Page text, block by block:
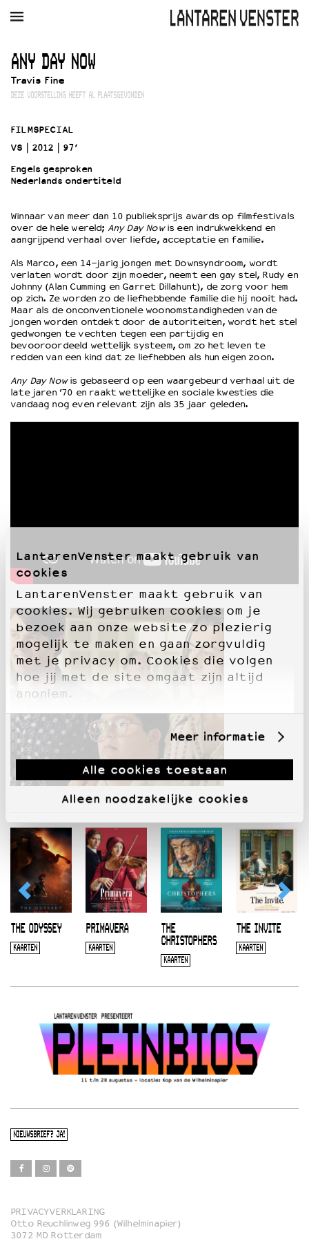
LantarenVenster maakt gebruik van
cookies
LantarenVenster maakt gebruik van
cookies. Wij gebruiken cookies om je
bezoek aan onze website zo plezierig
mogelijk te maken en gaan zorgvuldig
met je privacy om. Cookies die volgen
hoe jij met de site omgaat zijn altijd
anoniem.
Meer informatie
Alle cookies toestaan
Alleen noodzakelijke cookies
AGENDA FILM MUZIEK
Winkelmandje
Zoek
Openingstijden & contact
Bereikbaarheid
Kaartverkoop
EDUCATIE
Schoolvoorstellingen
Filmprogramma’s Primair Onderwijs
Filmprogramma’s VO/MBO
Speciale educatieprogramma’s
OVER LANTARENVENSTER
Wat we doen
Werken bij
Wie is wie
Word vriend
Culturele boycot Israël
ANY DAY NOW
Travis Fine
DEZE VOORSTELLING HEEFT AL PLAATSGEVONDEN
FILMSPECIAL
VS
2012
97’
Engels gesproken
Nederlands ondertiteld
Winnaar van meer dan 10 publieksprijs awards op filmfestivals
over de hele wereld; Any Day Nowis een indrukwekkend en
aangrijpend verhaal over liefde, acceptatie en familie.
Als Marco, een 14-jarig jongen met Downsyndroom, wordt
verlaten wordt door zijn moeder, neemt een gay stel, Rudy en
Johnny (Alan Cumming en Garret Dillahunt), de zorg voor hem
op zich. Ze worden zo de liefhebbende familie die hij nooit had.
Maar als de onconventionele woonomstandigheden van de
jongen worden ontdekt door de autoriteiten, wordt het stel
gedwongen te vechten tegen een partijdig en
bevooroordeeld wettelijk systeem, om zo het leven te
redden van een kind dat ze liefhebben als hun eigen zoon.
Any Day Nowis gebaseerd op een waargebeurd verhaal uit de
late jaren ’70 en raakt wettelijke en sociale kwesties die
vandaag nog even relevant zijn als 35 jaar geleden.
THE ODYSSEY
KAARTEN
PRIMAVERA
KAARTEN
THE
CHRISTOPHERS
KAARTEN
THE INVITE
KAARTEN
NIEUWSBRIEF? JA!
Film
PRIVACYVERKLARING
Otto Reuchlinweg 996 (Wilhelminapier)
3072 MD Rotterdam